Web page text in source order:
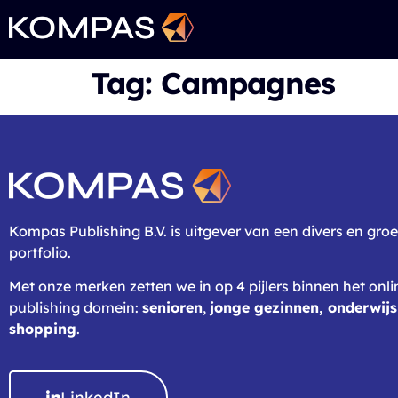
Tag: Campagnes
Kompas Publishing B.V. is uitgever van een divers en
portfolio.
Met onze merken zetten we in op 4 pijlers binnen het
publishing domein: senioren, jonge gezinnen, onderwijs
shopping.